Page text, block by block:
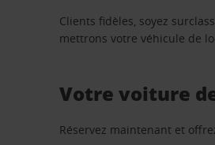
Clients fidèles, soyez
mettrons votre véhicule de
Votre voiture
Réservez maintenant et